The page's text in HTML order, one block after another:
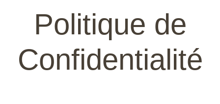
Politique de
Confidentialité